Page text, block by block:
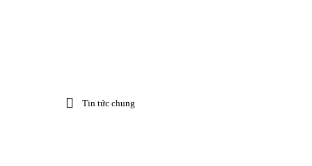
Tin tức chung